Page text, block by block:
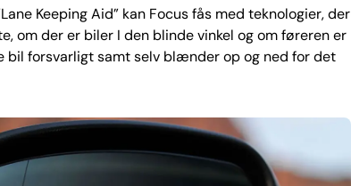
Keeping Aid” kan Focus fås med teknologier, der
om der er biler I den blinde vinkel og om føreren er
bil forsvarligt samt selv blænder op og ned for det